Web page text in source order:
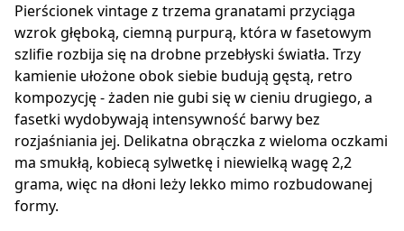
Pierścionek vintage z trzema granatami przyciąga
wzrok głęboką, ciemną purpurą, która w fasetowym
szlifie rozbija się na drobne przebłyski światła. Trzy
kamienie ułożone obok siebie budują gęstą, retro
kompozycję - żaden nie gubi się w cieniu drugiego, a
fasetki wydobywają intensywność barwy bez
rozjaśniania jej. Delikatna obrączka z wieloma oczkami
ma smukłą, kobiecą sylwetkę i niewielką wagę 2,2
grama, więc na dłoni leży lekko mimo rozbudowanej
formy.